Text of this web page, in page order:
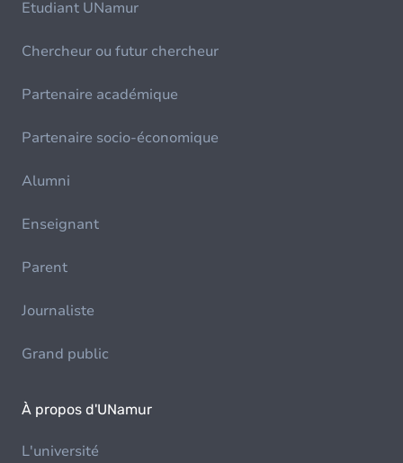
Etudiant UNamur
Chercheur ou futur chercheur
Partenaire académique
Partenaire socio-économique
Alumni
Enseignant
Parent
Journaliste
Grand public
À propos d'UNamur
L'université